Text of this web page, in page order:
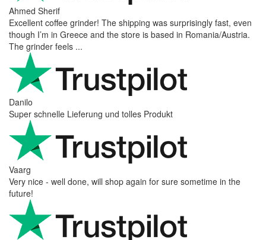
Ahmed Sherif
Excellent coffee grinder! The shipping was surprisingly fast, even
though I’m in Greece and the store is based in Romania/Austria.
The grinder feels ...
Danilo
Super schnelle Lieferung und tolles Produkt
Vaarg
Very nice - well done, will shop again for sure sometime in the
future!